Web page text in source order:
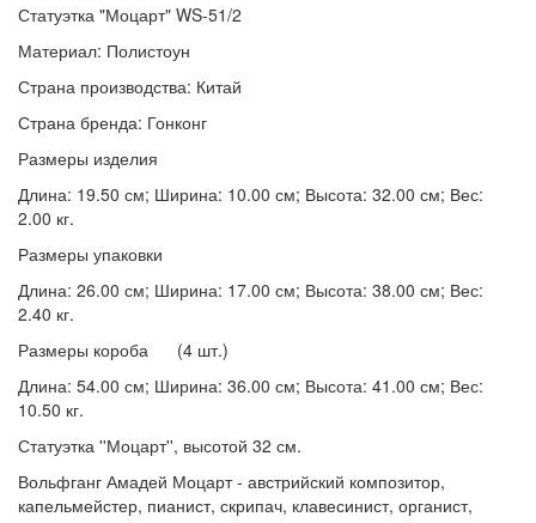
Статуэтка "Моцарт" WS-51/2
Материал: Полистоун
Страна производства: Китай
Страна бренда: Гонконг
Размеры изделия
Длина: 19.50 см; Ширина: 10.00 см; Высота: 32.00 см; Вес:
2.00 кг.
Размеры упаковки
Длина: 26.00 см; Ширина: 17.00 см; Высота: 38.00 см; Вес:
2.40 кг.
Размеры короба (4 шт.)
Длина: 54.00 см; Ширина: 36.00 см; Высота: 41.00 см; Вес:
10.50 кг.
Статуэтка ''Моцарт'', высотой 32 см.
Вольфганг Амадей Моцарт - австрийский композитор,
капельмейстер, пианист, скрипач, клавесинист, органист,